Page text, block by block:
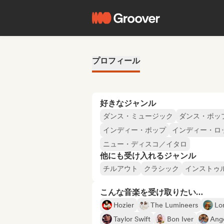
プロフィール
好きなジャンル
ダンス・ミュージック
ダンス・ポッ
インディー・ポップ
インディー・ロ
ニュー・ディスコ／イタロ
他にも受け入れるジャンル
チルアウト クラシック インストゥ
こんな音楽を受け取りたい…
Hozier The Lumineers
Taylor Swift
Bon Iver